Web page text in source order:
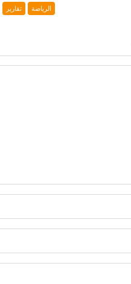
الرياضة تقارير